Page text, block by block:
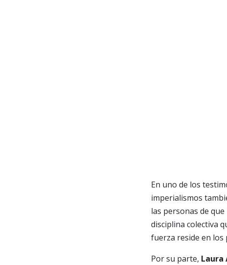
En uno de los
imperialismos
las personas de
disciplina colectiva
fuerza reside en los
Por su parte, Laura